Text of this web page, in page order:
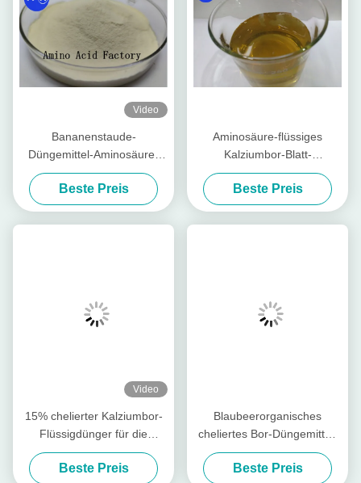
Video
Bananenstaude-
Düngemittel-Aminosäure-
Chelatbildungs-
Kalziummagnesium-Zink-
Bor-Molybdän
Beste Preis
Aminosäure-flüssiges
Kalziumbor-Blatt-
Düngemittel für
Bananenstauden
Beste Preis
Video
15% chelierter Kalziumbor-
Flüssigdünger für die
Kartoffeln wasserlöslich
Beste Preis
Blaubeerorganisches
cheliertes Bor-Düngemittel,
chelierter Kalkdünger
Beste Preis